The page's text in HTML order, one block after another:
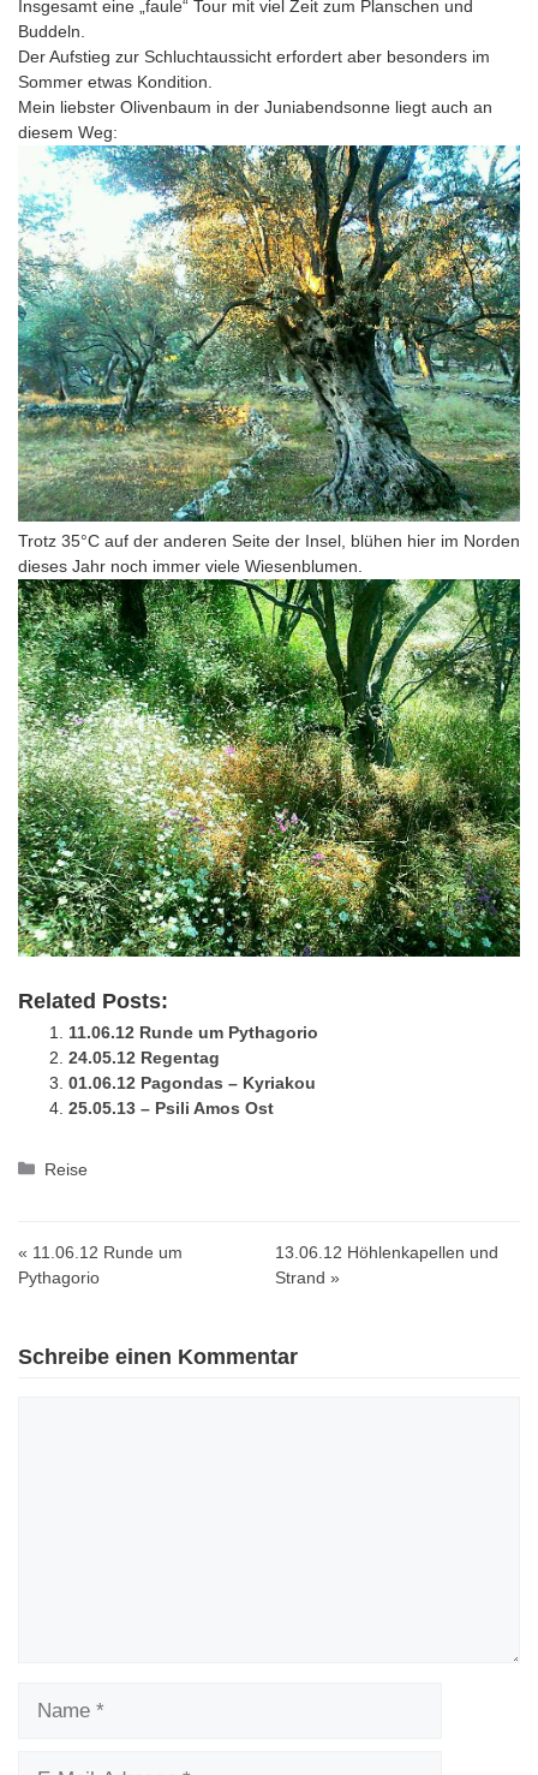
Insgesamt eine „faule“ Tour mit viel Zeit zum Planschen und
Buddeln.
Der Aufstieg zur Schluchtaussicht erfordert aber besonders im
Sommer etwas Kondition.
Mein liebster Olivenbaum in der Juniabendsonne liegt auch an
diesem Weg:
Trotz 35°C auf der anderen Seite der Insel, blühen hier im Norden
dieses Jahr noch immer viele Wiesenblumen.
Related Posts:
11.06.12 Runde um Pythagorio
24.05.12 Regentag
01.06.12 Pagondas – Kyriakou
25.05.13 – Psili Amos Ost
Kategorien
Reise
« 11.06.12 Runde um
Pythagorio
13.06.12 Höhlenkapellen und
Strand »
Schreibe einen Kommentar